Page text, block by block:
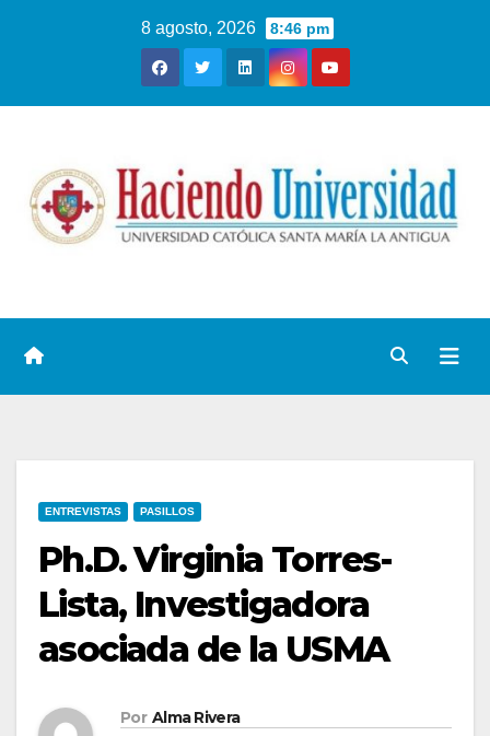
8 agosto, 2026 8:46 pm
ENTREVISTAS PASILLOS
Ph.D. Virginia Torres-
Lista, Investigadora
asociada de la USMA
Por Alma Rivera